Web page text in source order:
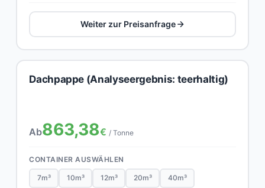
Weiter zur Preisanfrage
Dachpappe (Analyseergebnis: teerhaltig)
Ab863,38€ / Tonne
CONTAINER AUSWÄHLEN
7m³ 10m³ 12m³ 20m³ 40m³